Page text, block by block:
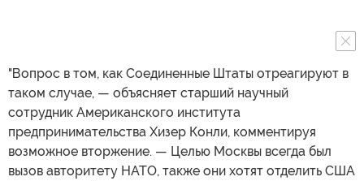
"Вопрос в том, как Соединенные Штаты отреагируют в
таком случае, — объясняет старший научный
сотрудник Американского института
предпринимательства Хизер Конли, комментируя
возможное вторжение. — Целью Москвы всегда был
вызов авторитету НАТО, также они хотят отделить США